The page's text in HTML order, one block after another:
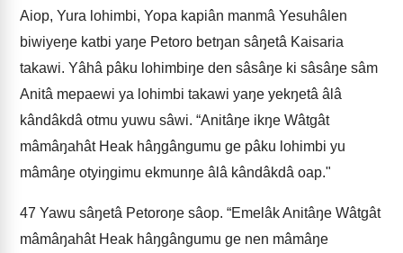
Aiop, Yura lohimbi, Yopa kapiân manmâ Yesuhâlen
biwiyeŋe katbi yaŋe Petoro betŋan sâŋetâ Kaisaria
takawi. Yâhâ pâku lohimbiŋe den sâsâŋe ki sâsâŋe sâm
Anitâ mepaewi ya lohimbi takawi yaŋe yekŋetâ âlâ
kândâkdâ otmu yuwu sâwi. “Anitâŋe ikŋe Wâtgât
mâmâŋahât Heak hâŋgângumu ge pâku lohimbi yu
mâmâŋe otyiŋgimu ekmunŋe âlâ kândâkdâ oap."
47 Yawu sâŋetâ Petoroŋe sâop. “Emelâk Anitâŋe Wâtgât
mâmâŋahât Heak hâŋgângumu ge nen mâmâŋe